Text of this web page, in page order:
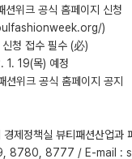
션위크 공식 홈페이지 신청
)
청 접수 필수 (必)
19(목) 예정
위크 공식 홈페이지 공지
제정책실 뷰티패션산업과
8780, 8777 / E-mail :